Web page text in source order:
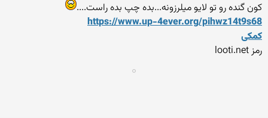
کون گنده رو تو لایو میلرزونه...بده چپ بده راست....
https://www.up-4ever.org/pihwz14t9s68
کمکی
رمز looti.net